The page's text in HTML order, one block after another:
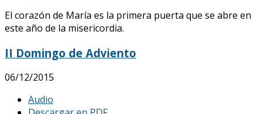
El corazón de María es la primera puerta que se abre en
este año de la misericordia.
II Domingo de Adviento
06/12/2015
Audio